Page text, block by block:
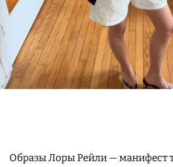
Образы Лоры Рейли — манифест